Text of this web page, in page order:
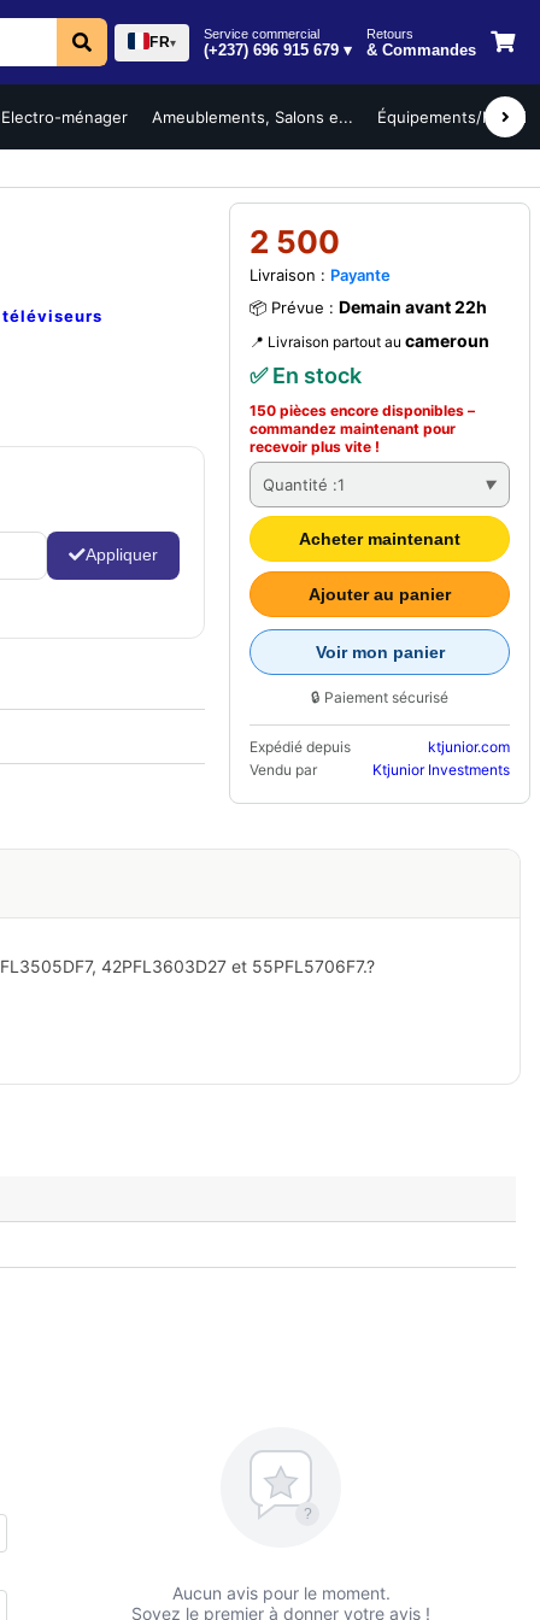
FR▾
Service commercial
(+237) 696 915 679 ▾
Retours
& Commandes
Electro-ménager Ameublements, Salons e... Équipements/
téléviseurs
Appliquer
2 500
Livraison : Payante
📦 Prévue : Demain avant 22h
📍 Livraison partout au cameroun
✅ En stock
150 pièces encore disponibles –
commandez maintenant pour
recevoir plus vite !
Quantité :1
Acheter maintenant
Ajouter au panier
Voir mon panier
🔒 Paiement sécurisé
Expédié depuis
ktjunior.com
Vendu par
Ktjunior Investments
42PFL3603D27 et 55PFL5706F7.?
?
Aucun avis pour le moment.
Soyez le premier à donner votre avis !